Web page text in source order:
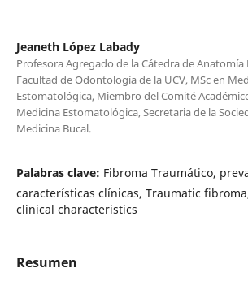
Jeaneth López Labady
Profesora Agregado de la Cátedra de Anatomía
Facultad de Odontología de la UCV, MSc en
Estomatológica, Miembro del Comité
Medicina Estomatológica, Secretaria de la
Medicina Bucal.
Palabras clave: Fibroma Traumático,
características clínicas, Traumatic
clinical characteristics
Resumen